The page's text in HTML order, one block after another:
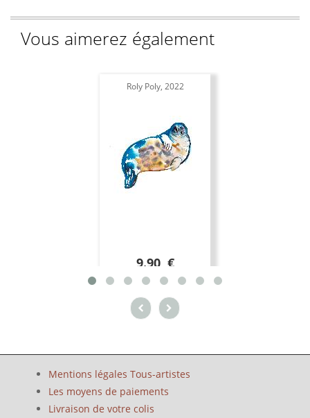
Vous aimerez également
Roly Poly, 2022
9.90 €
Mentions légales Tous-artistes
Les moyens de paiements
Livraison de votre colis